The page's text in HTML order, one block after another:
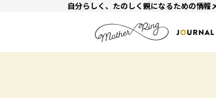
自分らしく、たのしく親になるための情報